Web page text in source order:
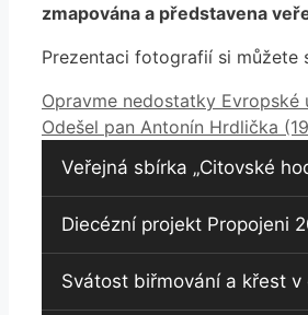
zmapována a představena
Prezentaci fotografií si můžete
Opravme nedostatky Evropské
Odešel pan Antonín Hrdlička
Veřejná sbírka „Citovské
Diecézní projekt Propojeni
Svátost biřmování a křest v